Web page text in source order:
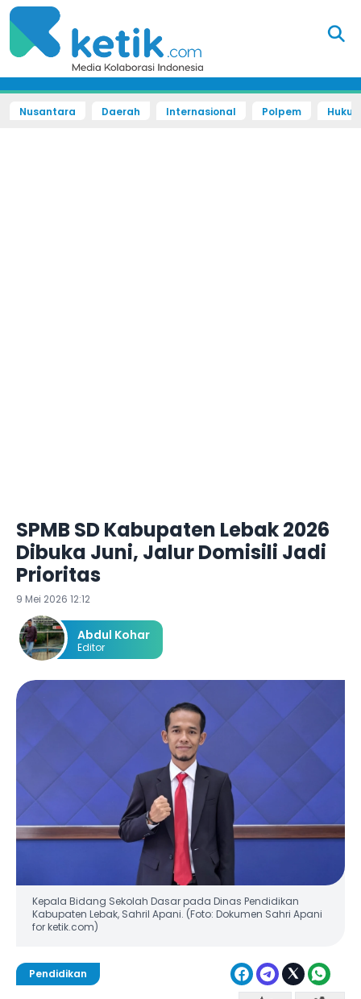
Nusantara Daerah Internasional Polpem
SPMB SD Kabupaten Lebak 2026
Dibuka Juni, Jalur Domisili Jadi
Prioritas
9 Mei 2026 12:12
Abdul Kohar
Editor
Kepala Bidang Sekolah Dasar pada Dinas Pendidikan
Kabupaten Lebak, Sahril Apani. (Foto: Dokumen Sahri Apani
for ketik.com)
Pendidikan